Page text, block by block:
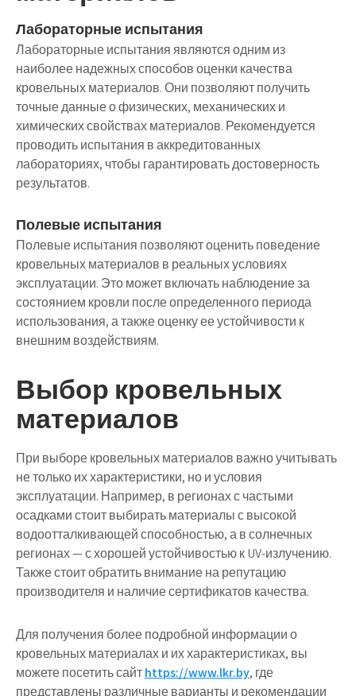
Лабораторные испытания
Лабораторные испытания являются одним из
наиболее надежных способов оценки качества
кровельных материалов. Они позволяют получить
точные данные о физических, механических и
химических свойствах материалов. Рекомендуется
проводить испытания в аккредитованных
лабораториях, чтобы гарантировать достоверность
результатов.
Полевые испытания
Полевые испытания позволяют оценить поведение
кровельных материалов в реальных условиях
эксплуатации. Это может включать наблюдение за
состоянием кровли после определенного периода
использования, а также оценку ее устойчивости к
внешним воздействиям.
Выбор кровельных
материалов
При выборе кровельных материалов важно учитывать
не только их характеристики, но и условия
эксплуатации. Например, в регионах с частыми
осадками стоит выбирать материалы с высокой
водоотталкивающей способностью, а в солнечных
регионах — с хорошей устойчивостью к UV-излучению.
Также стоит обратить внимание на репутацию
производителя и наличие сертификатов качества.
Для получения более подробной информации о
кровельных материалах и их характеристиках, вы
можете посетить сайтhttps://www.lkr.by, где
представлены различные варианты и рекомендации